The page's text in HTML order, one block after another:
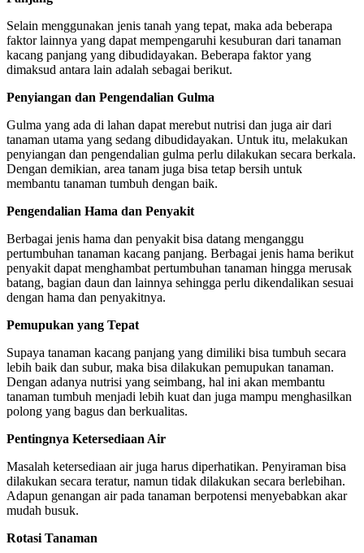
Selain menggunakan jenis tanah yang tepat, maka ada beberapa
faktor lainnya yang dapat mempengaruhi kesuburan dari tanaman
kacang panjang yang dibudidayakan. Beberapa faktor yang
dimaksud antara lain adalah sebagai berikut.
Penyiangan dan Pengendalian Gulma
Gulma yang ada di lahan dapat merebut nutrisi dan juga air dari
tanaman utama yang sedang dibudidayakan. Untuk itu, melakukan
penyiangan dan pengendalian gulma perlu dilakukan secara berkala.
Dengan demikian, area tanam juga bisa tetap bersih untuk
membantu tanaman tumbuh dengan baik.
Pengendalian Hama dan Penyakit
Berbagai jenis hama dan penyakit bisa datang menganggu
pertumbuhan tanaman kacang panjang. Berbagai jenis hama berikut
penyakit dapat menghambat pertumbuhan tanaman hingga merusak
batang, bagian daun dan lainnya sehingga perlu dikendalikan sesuai
dengan hama dan penyakitnya.
Pemupukan yang Tepat
Supaya tanaman kacang panjang yang dimiliki bisa tumbuh secara
lebih baik dan subur, maka bisa dilakukan pemupukan tanaman.
Dengan adanya nutrisi yang seimbang, hal ini akan membantu
tanaman tumbuh menjadi lebih kuat dan juga mampu menghasilkan
polong yang bagus dan berkualitas.
Pentingnya Ketersediaan Air
Masalah ketersediaan air juga harus diperhatikan. Penyiraman bisa
dilakukan secara teratur, namun tidak dilakukan secara berlebihan.
Adapun genangan air pada tanaman berpotensi menyebabkan akar
mudah busuk.
Rotasi Tanaman